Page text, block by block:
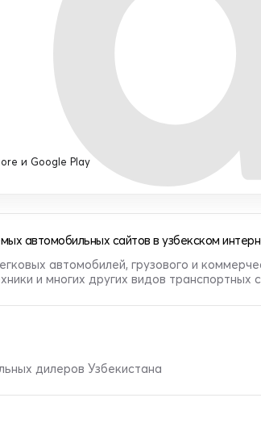
и Google Play
автомобильных сайтов в узбекском
автомобилей, грузового и
и многих других видов транспортных
дилеров Узбекистана